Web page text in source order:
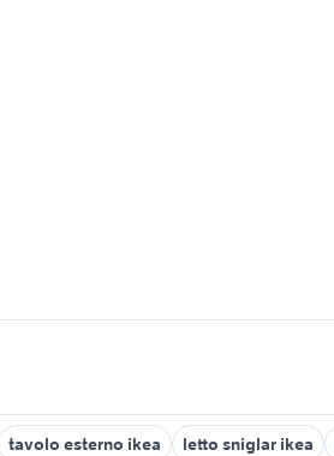
tavolo esterno ikea letto sniglar ikea